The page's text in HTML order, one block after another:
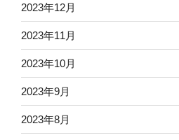
2023年12月
2023年11月
2023年10月
2023年9月
2023年8月